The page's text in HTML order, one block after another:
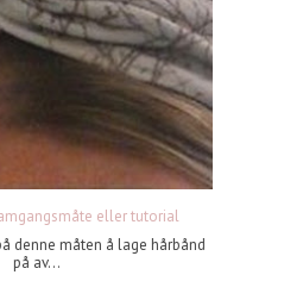
eller tutorial
denne måten å lage hårbånd
på av...